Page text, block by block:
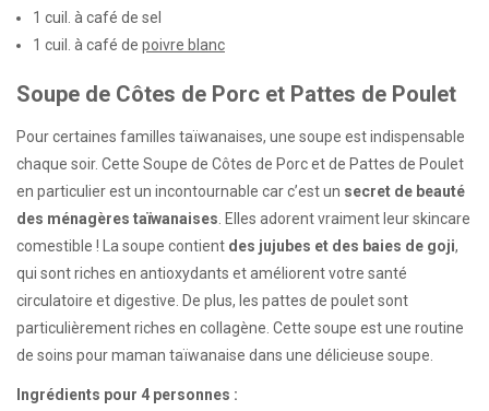
1 cuil. à café de sel
1 cuil. à café de poivre blanc
Soupe de Côtes de Porc et Pattes de Poulet
Pour certaines familles taïwanaises, une soupe est indispensable
chaque soir. Cette Soupe de Côtes de Porc et de Pattes de Poulet
en particulier est un incontournable car c’est un secret de beauté
des ménagères taïwanaises . Elles adorent vraiment leur skincare
comestible ! La soupe contient des jujubes et des baies de goji,
qui sont riches en antioxydants et améliorent votre santé
circulatoire et digestive. De plus, les pattes de poulet sont
particulièrement riches en collagène. Cette soupe est une routine
de soins pour maman taïwanaise dans une délicieuse soupe.
Ingrédients pour 4 personnes :